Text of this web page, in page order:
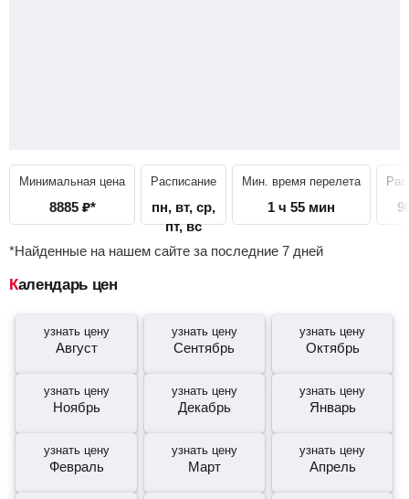
Минимальная цена
8885 ₽*
Расписание
пн, вт, ср,
пт, вс
Мин. время перелета
1 ч 55 мин
*Найденные на нашем сайте за последние 7 дней
Календарь цен
узнать цену
Август
узнать цену
Сентябрь
узнать цену
Октябрь
узнать цену
Ноябрь
узнать цену
Декабрь
узнать цену
Январь
узнать цену
Февраль
узнать цену
Март
узнать цену
Апрель